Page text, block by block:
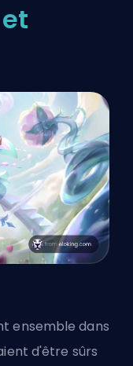
ensemble dans
d'être sûrs